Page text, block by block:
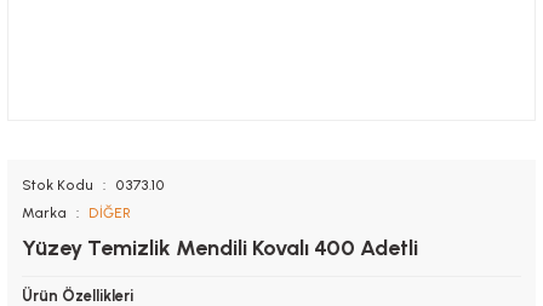
Stok Kodu
0373.10
Marka
DİĞER
Yüzey Temizlik Mendili Kovalı 400 Adetli
Ürün Özellikleri